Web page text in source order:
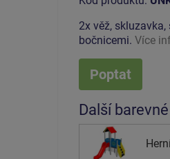
2x věž,
bočnicemi. Více
Poptat
Další